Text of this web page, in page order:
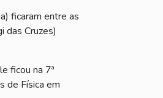
ficaram entre as
das Cruzes)
ficou na 7ª
de Física em